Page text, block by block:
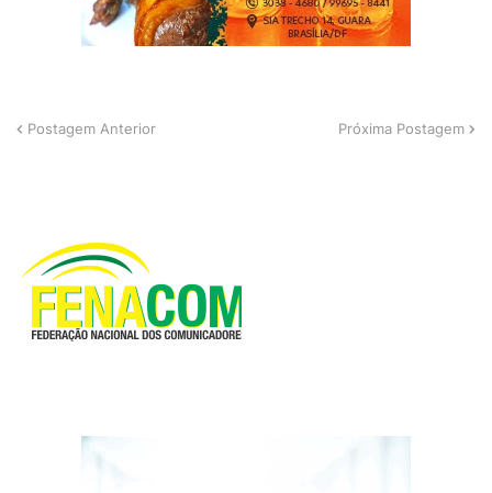
Postagem Anterior Próxima Postagem